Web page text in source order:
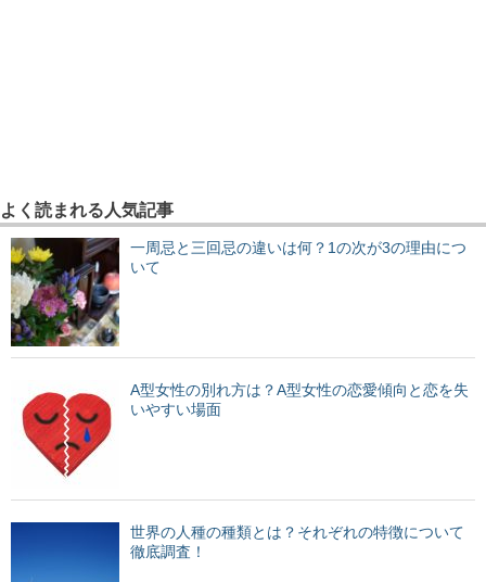
よく読まれる人気記事
一周忌と三回忌の違いは何？1の次が3の理由につ
いて
A型女性の別れ方は？A型女性の恋愛傾向と恋を失
いやすい場面
世界の人種の種類とは？それぞれの特徴について
徹底調査！